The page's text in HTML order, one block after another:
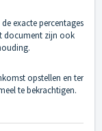
exacte percentages
document zijn ook
opstellen en ter
te bekrachtigen.